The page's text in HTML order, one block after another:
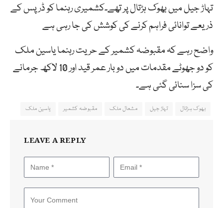
تہاڑ جیل میں بھوک ہڑتال پر تھے۔کشمیری رہنما کو ڈرپس کے
ذریعے توانائی فراہم کرنے کی کوشش کی جا رہی ہے
واضح رہے کہ مقبوضہ کشمیر کے حریت رہنما یاسین ملک
کو دو جھوٹے مقدمات میں دو بار عمر قید اور 10 لاکھ جرمانے
کی سزا سنائی گئی ہے۔
بھوک ہڑتال تہاڑ جیل مشعال ملک مقبوضہ کشمیر یاسین ملک
LEAVE A REPLY